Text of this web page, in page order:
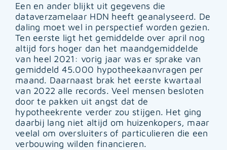
Een en ander blijkt uit gegevens die
dataverzamelaar HDN heeft geanalyseerd. De
daling moet wel in perspectief worden gezien.
Ten eerste ligt het gemiddelde over april nog
altijd fors hoger dan het maandgemiddelde
van heel 2021: vorig jaar was er sprake van
gemiddeld 45.000 hypotheekaanvragen per
maand. Daarnaast brak het eerste kwartaal
van 2022 alle records. Veel mensen besloten
door te pakken uit angst dat de
hypotheekrente verder zou stijgen. Het ging
daarbij lang niet altijd om huizenkopers, maar
veelal om oversluiters of particulieren die een
verbouwing wilden financieren.